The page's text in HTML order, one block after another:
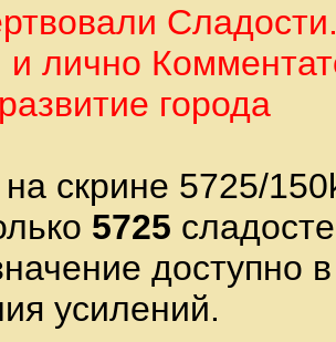
лично
города
скрине 5725/
5725
доступно
усилений.